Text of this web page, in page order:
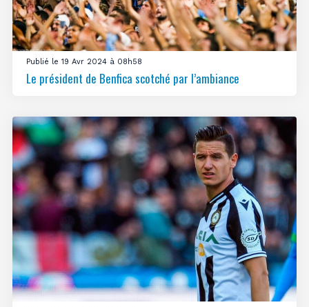
Publié le 19 Avr 2024 à 08h58
Le président de Benfica scotché par l’ambiance